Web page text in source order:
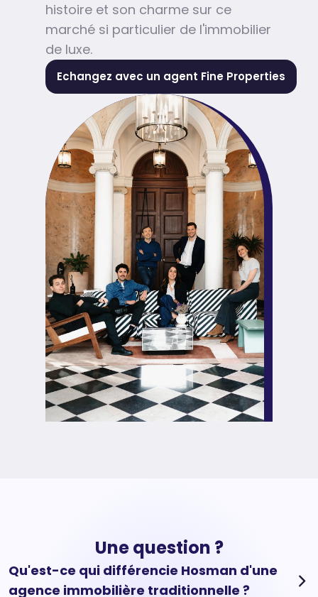
histoire et son charme sur ce
marché si particulier de l'immobilier
de luxe.
Echangez avec un agent Fine Properties
Une question ?
Qu'est-ce qui différencie Hosman d'une
agence immobilière traditionnelle ?